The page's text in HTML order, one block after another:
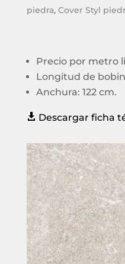
piedra, Cover Styl
Precio por metro
Longitud de
Anchura: 122 cm.
 Descargar ficha